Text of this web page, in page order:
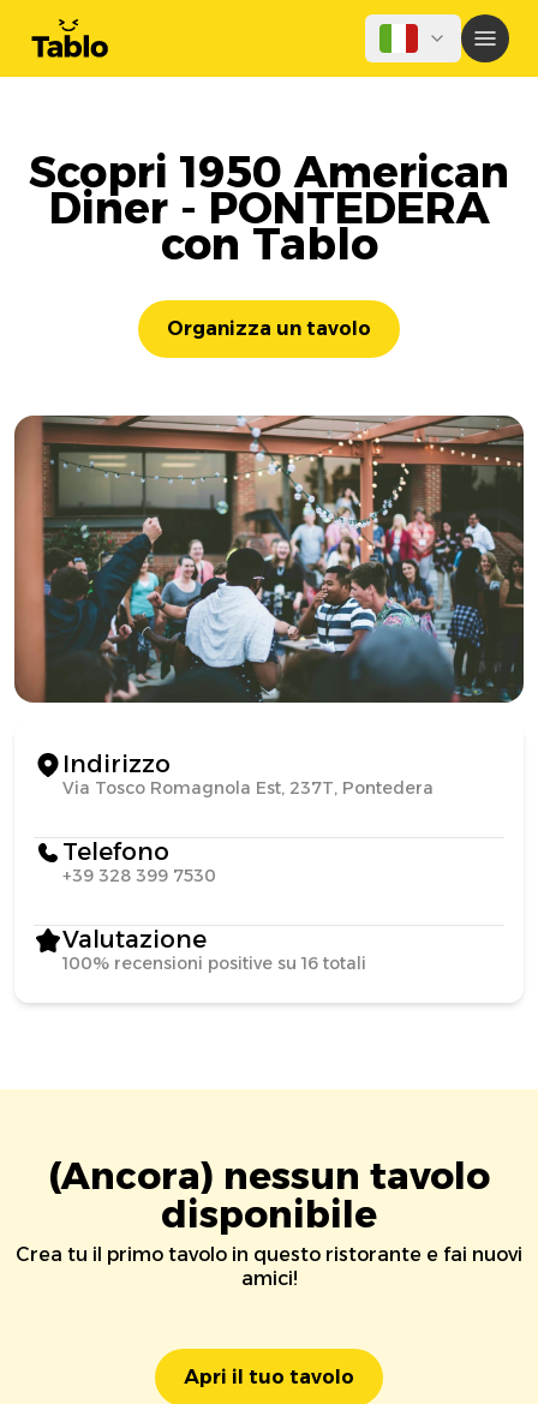
Scopri 1950 American
Diner - PONTEDERA
con Tablo
Organizza un tavolo
Indirizzo
Via Tosco Romagnola Est, 237T, Pontedera
Telefono
+39 328 399 7530
Valutazione
100% recensioni positive su 16 totali
(Ancora) nessun tavolo
disponibile
Crea tu il primo tavolo in questo ristorante e fai nuovi
amici!
Apri il tuo tavolo